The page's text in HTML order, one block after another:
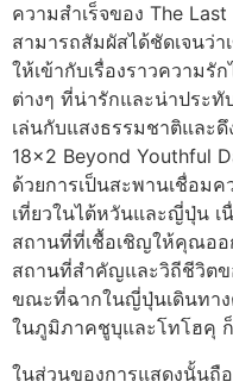
ความสำเร็จของ The
สามารถสัมผัสได้ชัดเจนว่
ให้เข้ากับเรื่องราวความรั
ต่างๆ ที่น่ารักและน่าประ
เล่นกับแสงธรรมชาติและดึ
18×2 Beyond Youthful
ด้วยการเป็นสะพานเชื่อม
เที่ยวในไต้หวันและญี่ปุ่น เ
สถานที่ที่เชื้อเชิญให้คุณออ
สถานที่สำคัญและวิถีชีวิต
ขณะที่ฉากในญี่ปุ่นเดินทาง
ในภูมิภาคชูบุและโทโฮคุ
ในส่วนของการแสดงนั้นถื